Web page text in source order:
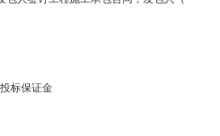
标保证金